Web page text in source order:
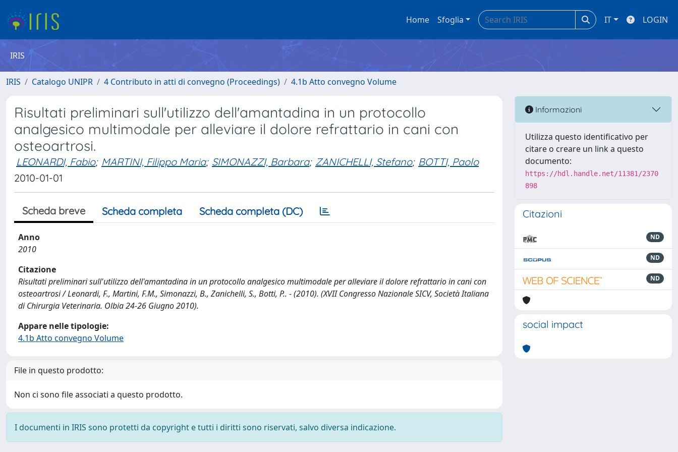
Home Sfoglia IT LOGIN
IRIS
IRIS Catalogo UNIPR 4 Contributo in atti di convegno (Proceedings) 4.1b Atto convegno Volume
Risultati preliminari sull'utilizzo dell'amantadina in un protocollo
analgesico multimodale per alleviare il dolore refrattario in cani con
osteoartrosi.
LEONARDI, Fabio; MARTINI, Filippo Maria; SIMONAZZI, Barbara; ZANICHELLI, Stefano; BOTTI, Paolo
2010-01-01
Scheda breve Scheda completa Scheda completa (DC)
Anno
2010
Citazione
Risultati preliminari sull'utilizzo dell'amantadina in un protocollo analgesico multimodale per alleviare il dolore refrattario in cani con
osteoartrosi / Leonardi, F., Martini, F.M., Simonazzi, B., Zanichelli, S., Botti, P.. - (2010). (XVII Congresso Nazionale SICV, Società Italiana
di Chirurgia Veterinaria. Olbia 24-26 Giugno 2010).
Appare nelle tipologie:
4.1b Atto convegno Volume
File in questo prodotto:
Non ci sono file associati a questo prodotto.
I documenti in IRIS sono protetti da copyright e tutti i diritti sono riservati, salvo diversa indicazione.
Informazioni
Utilizza questo identificativo per
citare o creare un link a questo
documento:
https://hdl.handle.net/11381/2370
898
Citazioni
ND
ND
ND
social impact